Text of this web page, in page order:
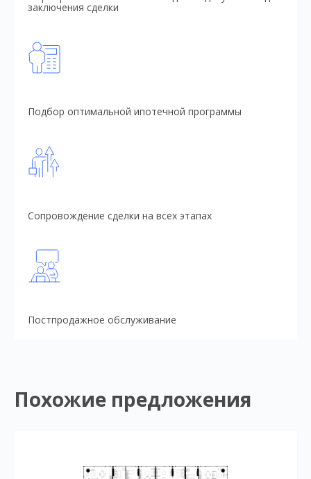
заключения сделки
Подбор оптимальной ипотечной программы
Сопровождение сделки на всех этапах
Постпродажное обслуживание
Похожие предложения